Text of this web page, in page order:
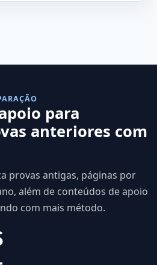
para
anteriores com
provas antigas, páginas por
além de conteúdos de apoio
com mais método.